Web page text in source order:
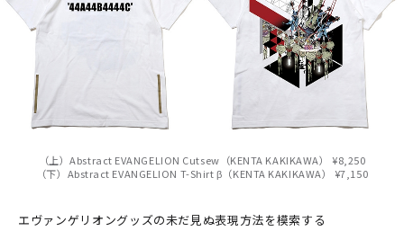
（上）Abstract EVANGELION Cutsew（KENTA KAKIKAWA） ¥8,250
（下）Abstract EVANGELION T-Shirt β（KENTA KAKIKAWA） ¥7,150
エヴァンゲリオングッズの未だ見ぬ表現方法を模索する